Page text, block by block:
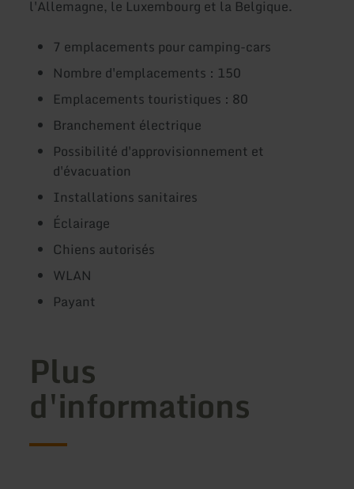
l'Allemagne, le Luxembourg et la Belgique.
7 emplacements pour camping-cars
Nombre d'emplacements : 150
Emplacements touristiques : 80
Branchement électrique
Possibilité d'approvisionnement et
d'évacuation
Installations sanitaires
Éclairage
Chiens autorisés
WLAN
Payant
Plus
d'informations